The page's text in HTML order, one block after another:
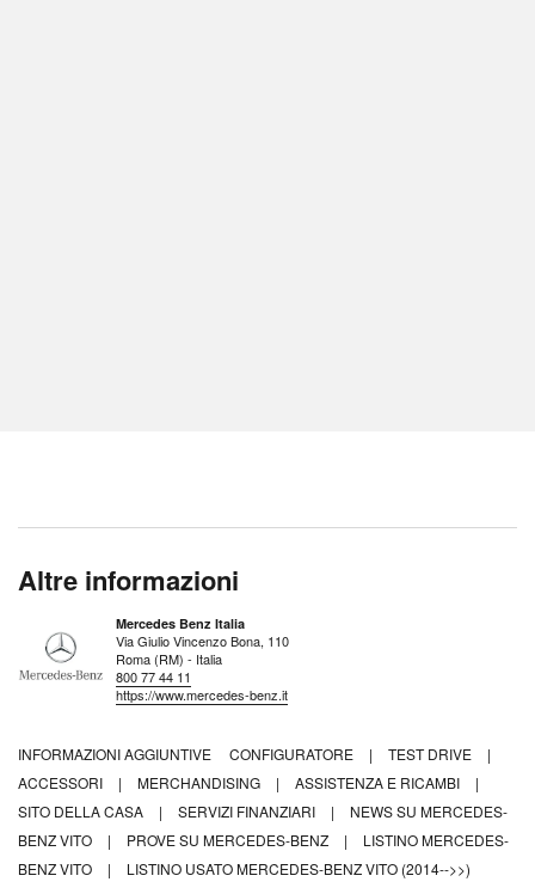
Altre informazioni
Mercedes Benz Italia
Via Giulio Vincenzo Bona, 110
Roma (RM) - Italia
800 77 44 11
https://www.mercedes-benz.it
INFORMAZIONI AGGIUNTIVE CONFIGURATORE | TEST DRIVE
|
ACCESSORI
| MERCHANDISING | ASSISTENZA E RICAMBI
|
SITO DELLA CASA
| SERVIZI FINANZIARI |
NEWS SU MERCEDES-
BENZ VITO
| PROVE SU MERCEDES-BENZ |
LISTINO MERCEDES-
BENZ VITO
| LISTINO USATO MERCEDES-BENZ VITO (2014-->>)